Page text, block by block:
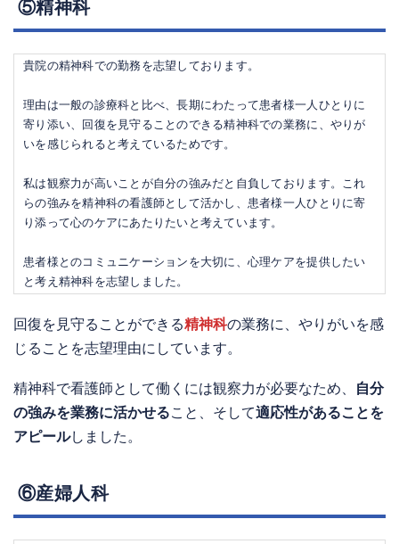
⑤精神科
貴院の精神科での勤務を志望しております。
理由は一般の診療科と比べ、長期にわたって患者様一人ひとりに
寄り添い、回復を見守ることのできる精神科での業務に、やりが
いを感じられると考えているためです。
私は観察力が高いことが自分の強みだと自負しております。これ
らの強みを精神科の看護師として活かし、患者様一人ひとりに寄
り添って心のケアにあたりたいと考えています。
患者様とのコミュニケーションを大切に、心理ケアを提供したい
と考え精神科を志望しました。
回復を見守ることができる精神科の業務に、やりがいを感
じることを志望理由にしています。
精神科で看護師として働くには観察力が必要なため、
自分
の強みを業務に活かせること、そして適応性があることを
アピールしました。
⑥産婦人科